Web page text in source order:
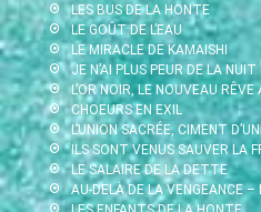
LES BUS DE LA HONTE
LE GOÛT DE L’EAU
LE MIRACLE DE KAMAISHI
JE N’AI PLUS PEUR DE LA NUIT
L’OR NOIR, LE NOUVEAU RÊVE
CHOEURS EN EXIL
L’UNION SACRÉE, CIMENT
ILS SONT VENUS SAUVER LA
LE SALAIRE DE LA DETTE
AU-DELÀ DE LA VENGEANCE –